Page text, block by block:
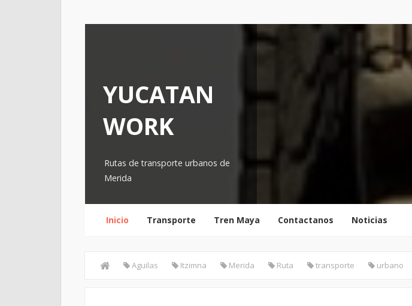
YUCATAN
WORK
Rutas de transporte urbanos de
Merida
Inicio Transporte Tren Maya Contactanos Noticias
Aguilas Itzimna Merida Ruta transporte urbano